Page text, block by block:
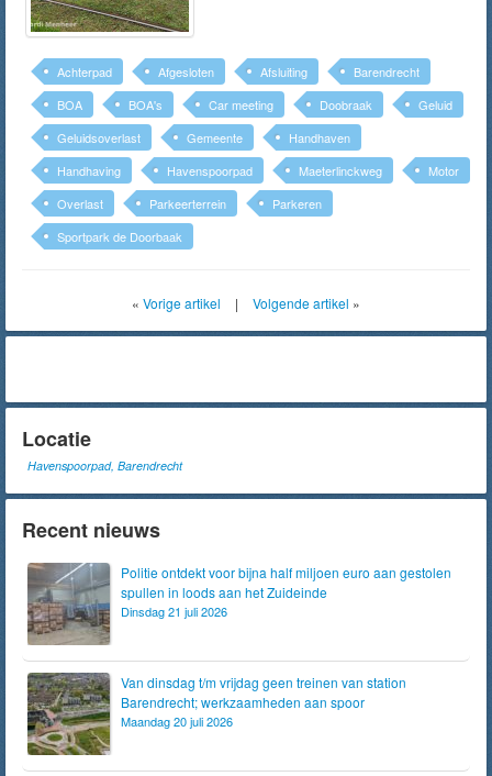
Achterpad Afgesloten Afsluiting
Barendrecht
BOA
BOA's Car meeting Doobraak
Geluid
Geluidsoverlast
Gemeente
Handhaven
Handhaving
Havenspoorpad Maeterlinckweg
Motor
Overlast
Parkeerterrein
Parkeren
Sportpark de Doorbaak
« Vorige artikel | Volgende artikel »
Locatie
Havenspoorpad, Barendrecht
Recent nieuws
Politie ontdekt voor bijna half miljoen euro aan gestolen
spullen in loods aan het Zuideinde
Dinsdag 21 juli 2026
Van dinsdag t/m vrijdag geen treinen van station
Barendrecht; werkzaamheden aan spoor
Maandag 20 juli 2026